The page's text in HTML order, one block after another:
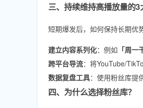
三、持续维持高播放量的3
短期爆发后，如何保持长期优
建立内容系列化：例如 「周
跨平台导流：将YouTube/
数据复盘工具：使用粉丝库提
四、为什么选择粉丝库？